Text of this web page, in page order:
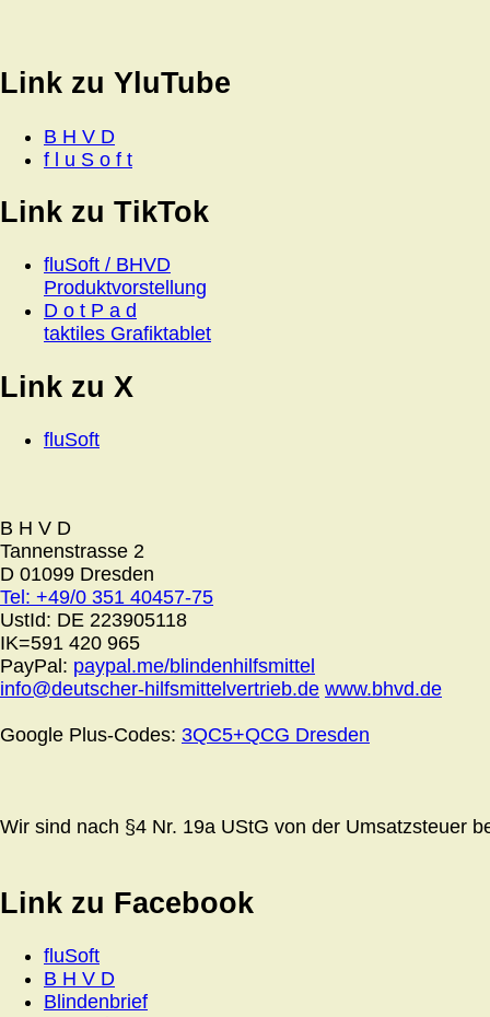
Link zu YluTube
B H V D
f l u S o f t
Link zu TikTok
fluSoft / BHVD
Produktvorstellung
D o t P a d
taktiles Grafiktablet
Link zu X
fluSoft
B H V D
Tannenstrasse 2
D 01099 Dresden
Tel: +49/0 351 40457-75
UstId: DE 223905118
IK=591 420 965
PayPal: paypal.me/blindenhilfsmittel
info@deutscher-hilfsmittelvertrieb.de www.bhvd.de
Google Plus-Codes: 3QC5+QCG Dresden
Wir sind nach §4 Nr. 19a UStG von der Umsatzsteuer
Link zu Facebook
fluSoft
B H V D
Blindenbrief